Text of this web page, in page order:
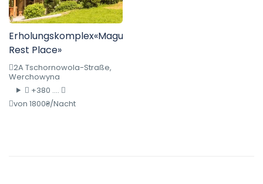
Erholungskomplex«Magurka
Rest Place»
2A Tschornowola-Straße,
Werchowyna
+380 ....
von 1800₴/Nacht